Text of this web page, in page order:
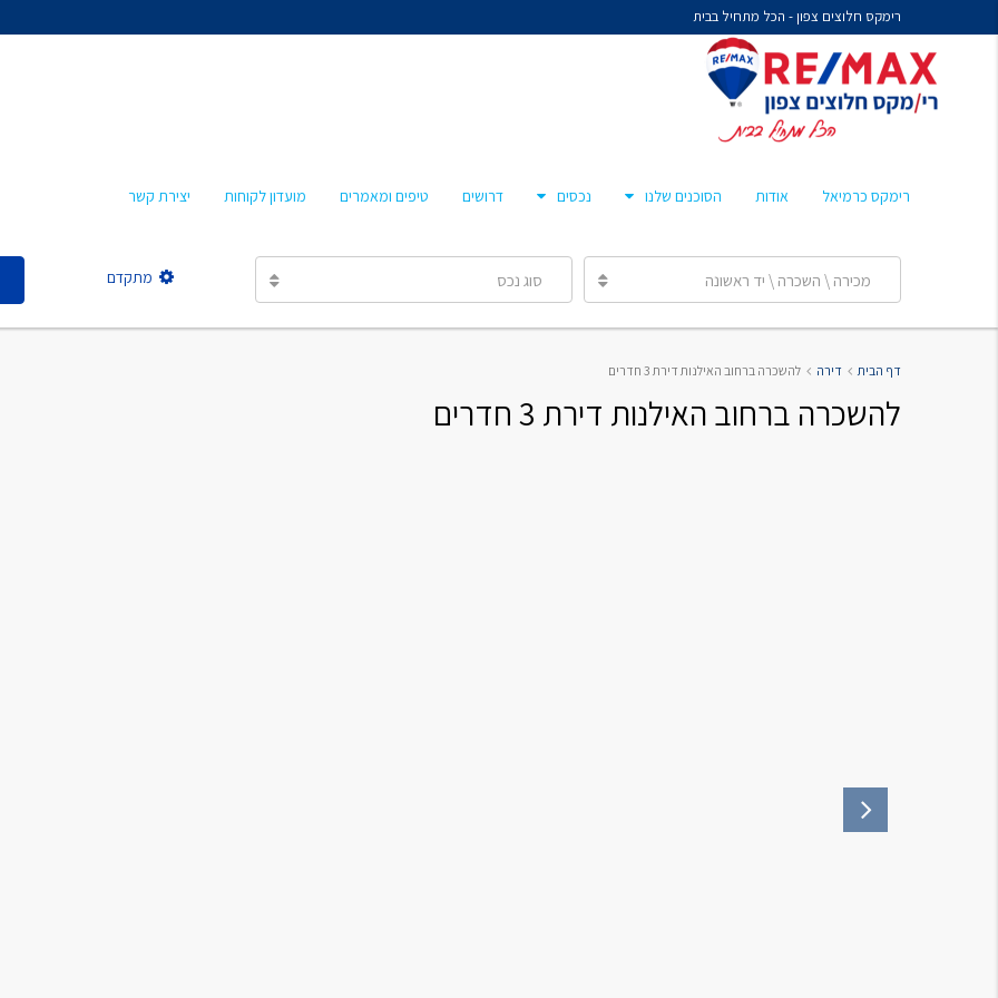
רימקס חלוצים צפון - הכל מתחיל בבית
רימקס כרמיאל אודות הסוכנים שלנו
מיכל קורלנד
מרסלו גלז
נכסים דרושים טיפים ומאמרים מועדון לקוחות יצירת קשר
מכירה \ השכרה \ יד ראשונה סוג נכס מתקדם
דף הבית דירה להשכרה ברחוב האילנות דירת 3 חדרים
להשכרה ברחוב האילנות דירת 3 חדרים
נח איציקזון- זכיין
חן צאיג – מאמן סוכנים
טלי עזרא